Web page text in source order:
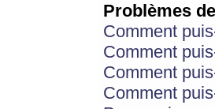
Problèmes
Comment
Comment
Comment
Comment